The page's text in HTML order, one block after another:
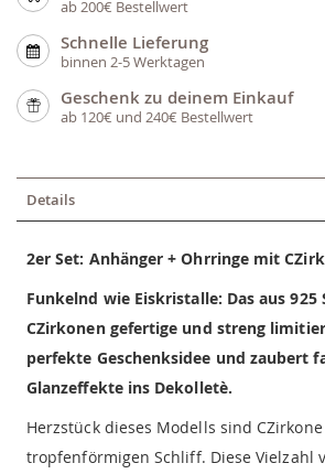
ab 200€ Bestellwert
Schnelle Lieferung
binnen 2-5 Werktagen
Geschenk zu deinem Einkauf
ab 120€ und 240€ Bestellwert
Details
2er Set: Anhänger + Ohrringe mit
Funkelnd wie Eiskristalle: Das aus 925
CZirkonen gefertige und streng
perfekte Geschenksidee und zaubert
Glanzeffekte ins Dekolletè.
Herzstück dieses Modells sind
tropfenförmigen Schliff. Diese Vielzahl